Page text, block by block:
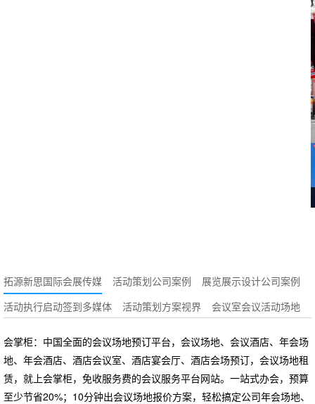
拓源新思国际会展传媒 活动策划公司案例
展览展示设计公司案例
活动执行启动签到多媒体
活动策划方案视界 会议室会议活动场地
会掌柜：中国全面的会议场地预订平台，会议场地、会议酒店、年会场
地、年会酒店、酒店会议室、酒店宴会厅、酒店会场预订，会议场地租
赁，就上会掌柜，免收服务费的会议服务平台网站。一站式办会，预算
至少节省20%；10分钟出会议场地报价方案，轻松搞定公司年会场地、